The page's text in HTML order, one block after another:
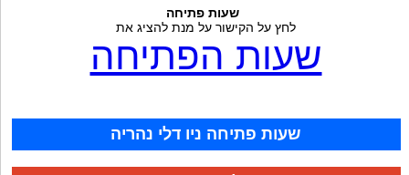
שעות פתיחה
לחץ על הקישור על מנת להציג את
שעות הפתיחה
שעות פתיחה ניו דלי נהריה